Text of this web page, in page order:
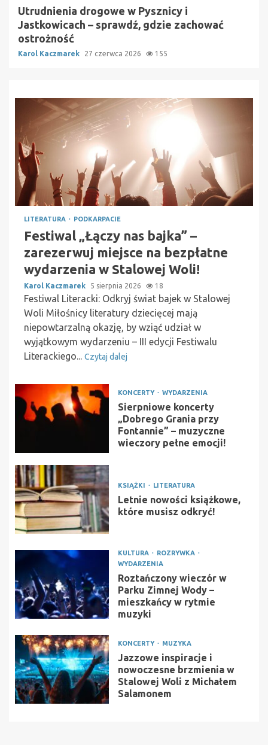
Utrudnienia drogowe w Pysznicy i
Jastkowicach – sprawdź, gdzie zachować
ostrożność
Karol Kaczmarek 27 czerwca 2026 155
LITERATURA PODKARPACIE
Festiwal „Łączy nas bajka” –
zarezerwuj miejsce na bezpłatne
wydarzenia w Stalowej Woli!
Karol Kaczmarek 5 sierpnia 2026 18
Festiwal Literacki: Odkryj świat bajek w Stalowej
Woli Miłośnicy literatury dziecięcej mają
niepowtarzalną okazję, by wziąć udział w
wyjątkowym wydarzeniu – III edycji Festiwalu
Literackiego... Czytaj dalej
KONCERTY WYDARZENIA
Sierpniowe koncerty
„Dobrego Grania przy
Fontannie” – muzyczne
wieczory pełne emocji!
KSIĄŻKI LITERATURA
Letnie nowości książkowe,
które musisz odkryć!
KULTURA
ROZRYWKA
WYDARZENIA
Roztańczony wieczór w
Parku Zimnej Wody –
mieszkańcy w rytmie
muzyki
KONCERTY MUZYKA
Jazzowe inspiracje i
nowoczesne brzmienia w
Stalowej Woli z Michałem
Salamonem